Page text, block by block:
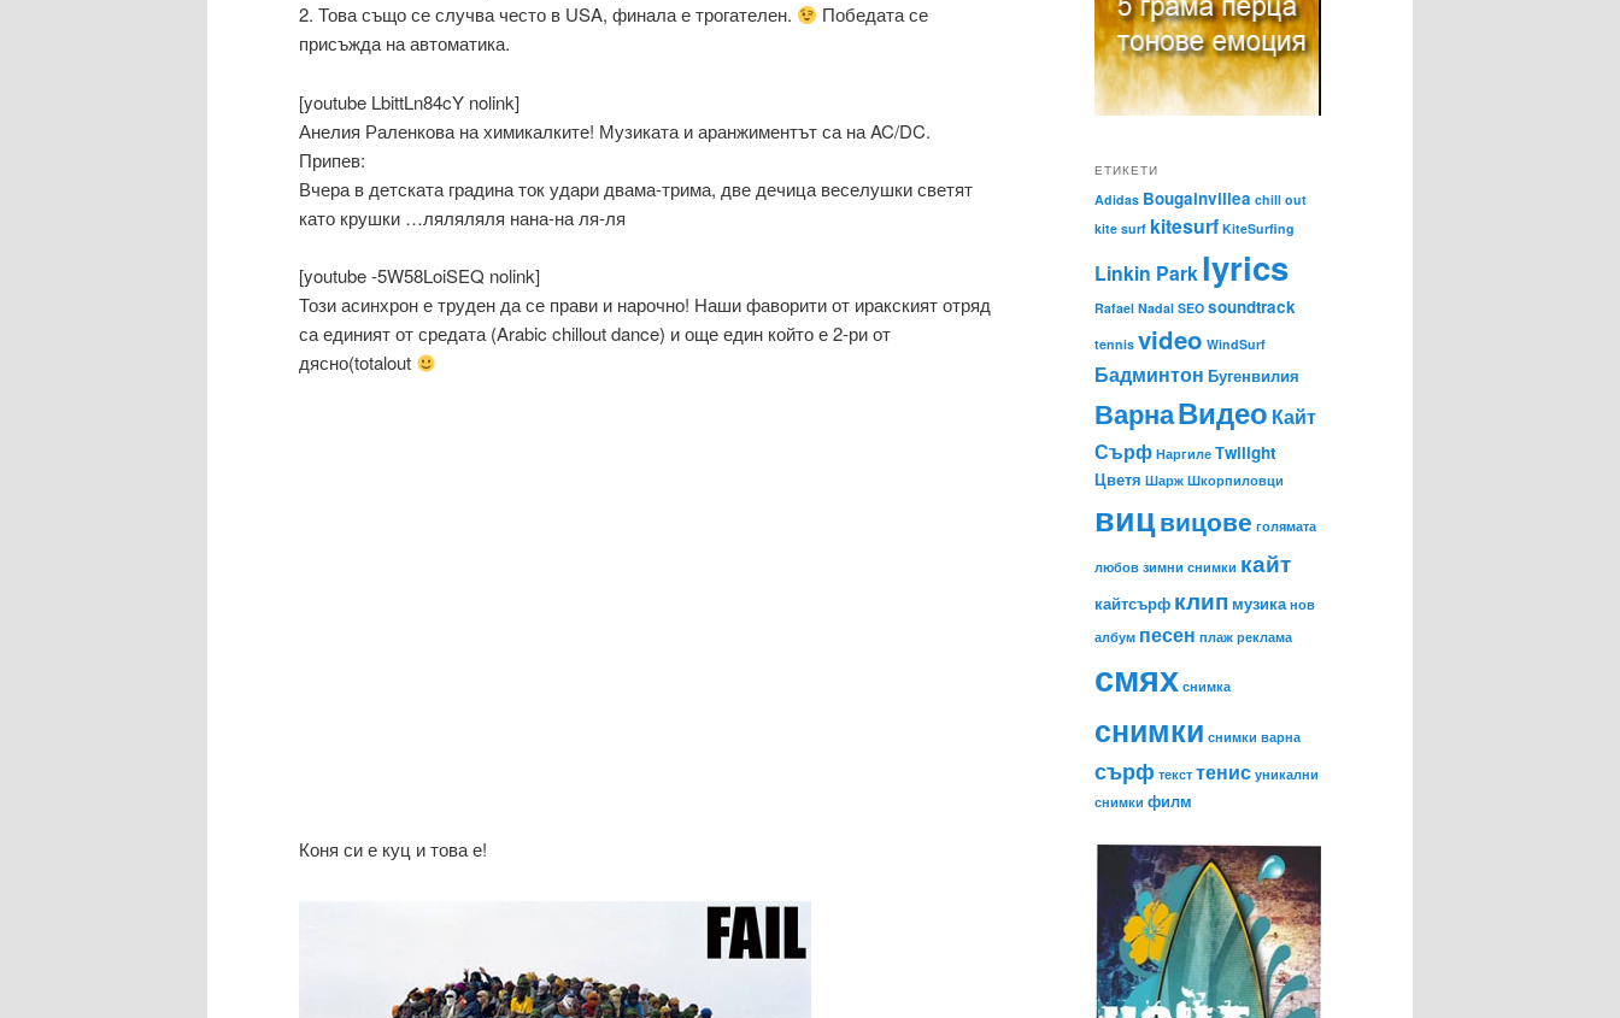
2. Това също се случва често в USA, финала е трогателен.
Победата се
присъжда на автоматика.
[youtube LbittLn84cY nolink]
Анелия Раленкова на химикалките! Музиката и аранжиментът са на AC/DC.
Припев:
Вчера в детската градина ток удари двама-трима, две дечица веселушки светят
като крушки …ляляляля нана-на ля-ля
[youtube -5W58LoiSEQ nolink]
Този асинхрон е труден да се прави и нарочно! Наши фаворити от иракският отряд
са единият от средата (Arabic chillout dance) и още един който е 2-ри от
дясно(totalout
Коня си е куц и това е!
ЕТИКЕТИ
Adidas Bougainvillea chill out
kite surf kitesurf KiteSurfing
Linkin Parklyrics
Rafael Nadal SEO soundtrack
tennis video WindSurf
Бадминтон Бугенвилия
ВарнаВидео Кайт
Сърф Наргиле Тwilight
Цветя Шарж Шкорпиловци
вицвицове голямата
любов зимни снимки кайт
кайтсърф клип музика нов
албум песен плаж реклама
смях снимка
снимки снимки варна
сърф текст тенис уникални
снимки филм